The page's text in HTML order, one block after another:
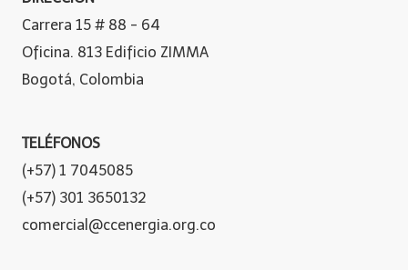
Carrera 15 # 88 - 64
Oficina. 813 Edificio ZIMMA
Bogotá, Colombia
TELÉFONOS
(+57) 1 7045085
(+57) 301 3650132
comercial@ccenergia.org.co